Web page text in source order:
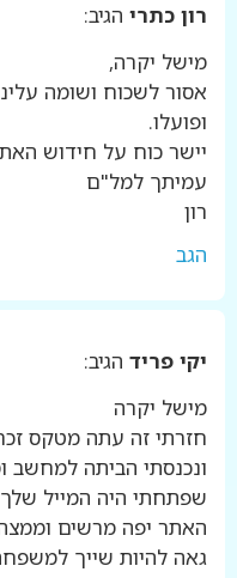
רון כתרי הגיב:
מישל יקרה,
אסור לשכוח ושומה
ופועלו.
יישר כוח על חידוש
עמיתך למל"ם
רון
הגב
יקי פריד הגיב:
מישל יקרה
חזרתי זה עתה מטקס
ונכנסתי הביתה למחשב
שפתחתי היה המייל
האתר יפה מרשים
גאה להיות שייך